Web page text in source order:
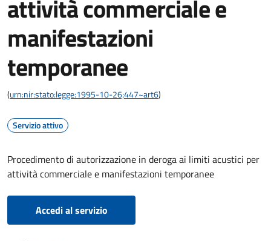
attività commerciale e
manifestazioni
temporanee
(urn:nir:stato:legge:1995-10-26;447~art6)
Servizio attivo
Procedimento di autorizzazione in deroga ai limiti acustici per
attività commerciale e manifestazioni temporanee
Accedi al servizio